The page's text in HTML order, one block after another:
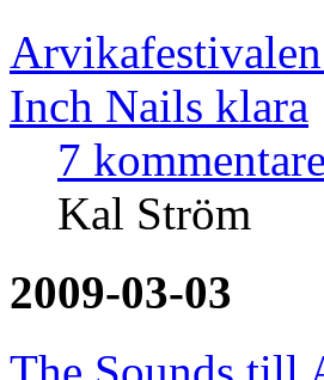
Inch Nails klara
7
Kal Ström
2009-03-03